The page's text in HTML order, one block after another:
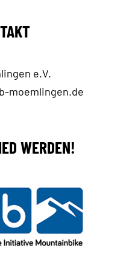
e.V.
moemlingen.de
WERDEN!